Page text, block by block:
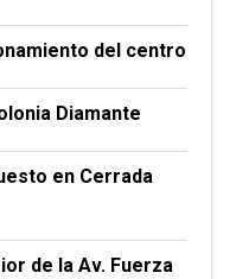
del centro
Diamante
en Cerrada
de la Av. Fuerza